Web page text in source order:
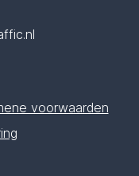
voorwaarden